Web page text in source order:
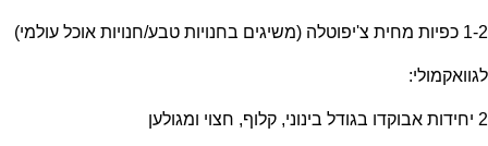
1-2 כפיות מחית צ'יפוטלה (משיגים בחנויות טבע/חנויות אוכל עולמי)
לגוואקמולי:
2 יחידות אבוקדו בגודל בינוני, קלוף, חצוי ומגולען